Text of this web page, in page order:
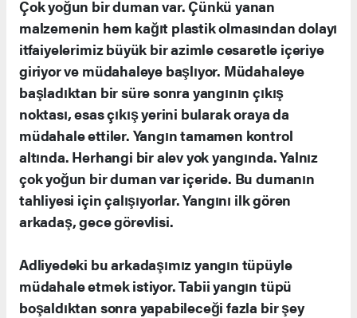
Çok yoğun bir duman var. Çünkü yanan
malzemenin hem kağıt plastik olmasından dolayı
itfaiyelerimiz büyük bir azimle cesaretle içeriye
giriyor ve müdahaleye başlıyor. Müdahaleye
başladıktan bir süre sonra yangının çıkış
noktası, esas çıkış yerini bularak oraya da
müdahale ettiler. Yangın tamamen kontrol
altında. Herhangi bir alev yok yangında. Yalnız
çok yoğun bir duman var içeride. Bu dumanın
tahliyesi için çalışıyorlar. Yangını ilk gören
arkadaş, gece görevlisi.
Adliyedeki bu arkadaşımız yangın tüpüyle
müdahale etmek istiyor. Tabii yangın tüpü
boşaldıktan sonra yapabileceği fazla bir şey